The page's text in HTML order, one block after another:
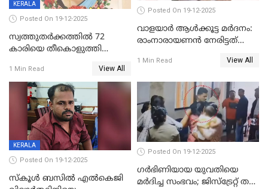
KERALA
Posted On 19-12-2025
സ്വത്തുതര്‍ക്കത്തില്‍ 72
കാരിയെ തീകൊളുത്തി
ക്രൂരകൊലപാതകത്തില്‍
സഹോദരിപുത്രന് ജീവപര്യന്തം
1 Min Read View All
Posted On 19-12-2025
വാളയാർ ആൾക്കൂട്ട മർദനം:
രാംനാരായണൻ നേരിട്ടത്
നാൽപ്പതിലേറെ
റിപ്പോർട്ട്
1 Min Read View All
KERALA
Posted On 19-12-2025
സ്കൂൾ ബസിൽ എൽകെജി
Posted On 19-12-2025
ഗര്‍ഭിണിയായ യുവതിയെ
മര്‍ദിച്ച സംഭവം; ജിസ്‌ട്രേറ്റ് തല